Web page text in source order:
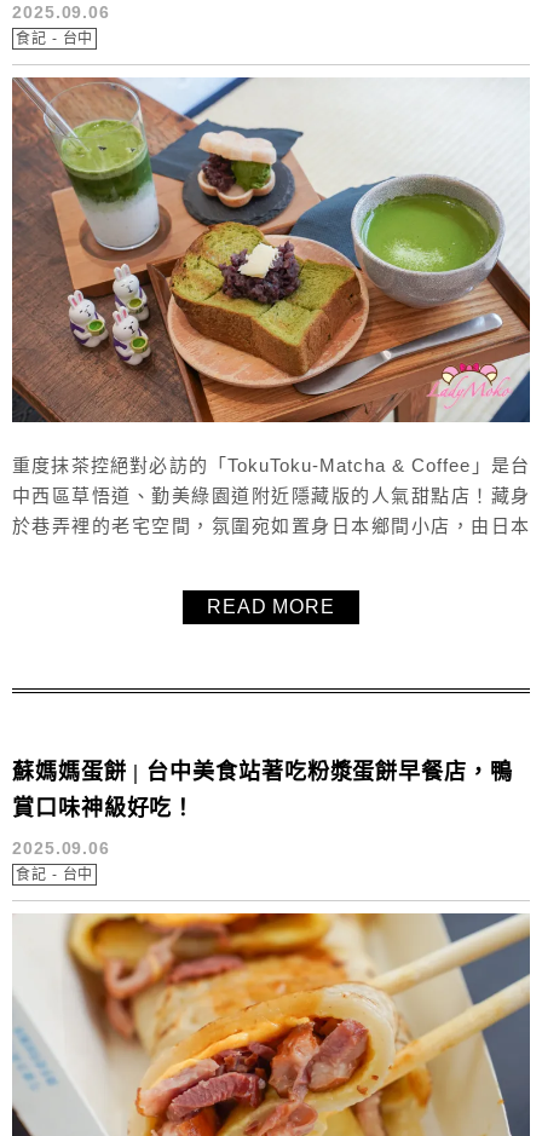
2025.09.06
食記 - 台中
重度抹茶控絕對必訪的「TokuToku-Matcha & Coffee」是台
中西區草悟道、勤美綠園道附近隱藏版的人氣甜點店！藏身
於巷弄裡的老宅空間，氛圍宛如置身日本鄉間小店，由日本
子。這裡的抹茶堅持手刷，甚至有不同等級的抹茶粉可以
選，還有每日限量供應的經典手作和菓子，深受抹茶控喜
READ MORE
蘇媽媽蛋餅 | 台中美食站著吃粉漿蛋餅早餐店，鴨
賞口味神級好吃！
2025.09.06
食記 - 台中